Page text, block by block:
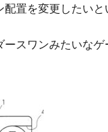
置を変更したいと
スワンみたいな